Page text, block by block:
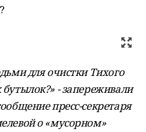
для очистки Тихого
- запереживали
пресс-секретаря
о «мусорном»